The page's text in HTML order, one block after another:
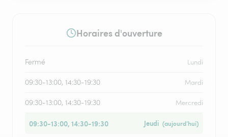
Horaires d'ouverture
Fermé Lundi
09:30-13:00, 14:30-19:30 Mardi
09:30-13:00, 14:30-19:30 Mercredi
09:30-13:00, 14:30-19:30 Jeudi (aujourd’hui)